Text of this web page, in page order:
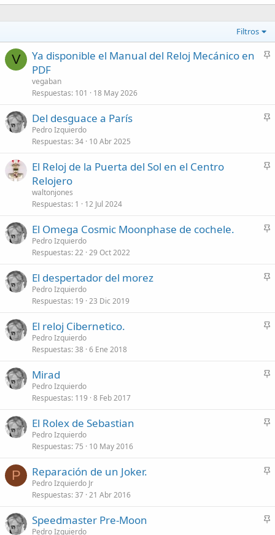
Filtros
V
A
d
Ya disponible el Manual del Reloj Mecánico en
PDF
vegaban
Respuestas 101 18 May 2026
A
a
Del desguace a París
Pedro Izquierdo
Respuestas 34 10 Abr 2025
A
d
El Reloj de la Puerta del Sol en el Centro
Relojero
waltonjones
Respuestas 1 12 Jul 2024
A
a
El Omega Cosmic Moonphase de cochele.
Pedro Izquierdo
Respuestas 22 29 Oct 2022
A
a
El despertador del morez
Pedro Izquierdo
Respuestas 19 23 Dic 2019
A
a
El reloj Cibernetico.
Pedro Izquierdo
Respuestas 38 6 Ene 2018
A
a
Mirad
Pedro Izquierdo
Respuestas 119 8 Feb 2017
A
a
El Rolex de Sebastian
Pedro Izquierdo
Respuestas 75 10 May 2016
P
A
a
Reparación de un Joker.
Pedro Izquierdo Jr
Respuestas 37 21 Abr 2016
A
Speedmaster Pre-Moon
Pedro Izquierdo